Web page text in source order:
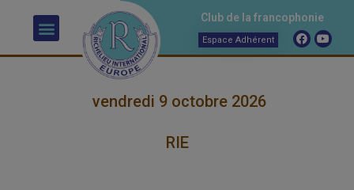
Club de la francophonie
Espace Adhérent
vendredi 9 octobre 2026
RIE